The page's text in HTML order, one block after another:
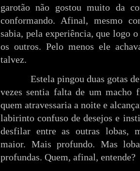
garotão não gostou muito da
conformando. Afinal, mesmo
sabia, pela experiência, que logo
os outros. Pelo menos ele
talvez.
Estela pingou duas gotas
vezes sentia falta de um macho
quem atravessaria a noite e
labirinto confuso de desejos e
desfilar entre as outras lobas,
maior. Mais profundo. Mas
profundas. Quem, afinal, entende?